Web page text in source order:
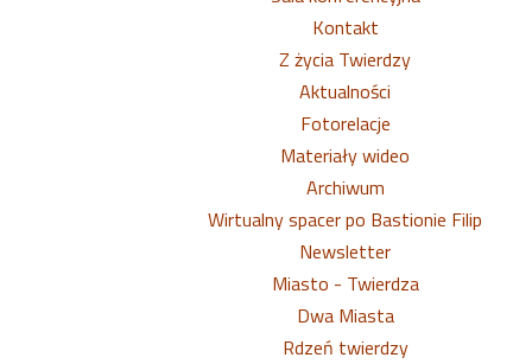
Kontakt
Z życia Twierdzy
Aktualności
Fotorelacje
Materiały wideo
Archiwum
Wirtualny spacer po Bastionie Filip
Newsletter
Miasto - Twierdza
Dwa Miasta
Rdzeń twierdzy